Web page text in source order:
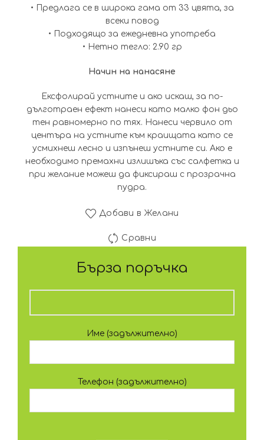
• Предлага се в широка гама от 33 цвята, за
всеки повод
• Подходящо за ежедневна употреба
• Нетно тегло: 2.90 гр
Начин на нанасяне
Ексфолирай устните и ако искаш, за по-
дълготраен ефект нанеси като малко фон дьо
тен равномерно по тях. Нанеси червило от
центъра на устните към краищата като се
усмихнеш лесно и изпънеш устните си. Ако е
необходимо премахни излишъка със салфетка и
при желание можеш да фиксираш с прозрачна
пудра.
Добави в Желани
Сравни
Бърза поръчка
Име (задължително)
Телефон (задължително)